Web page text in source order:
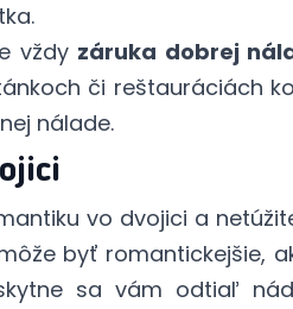
vždy záruka dobrej
či reštauráciách
nálade.
vo dvojici a
byť romantickejšie,
sa vám odtiaľ